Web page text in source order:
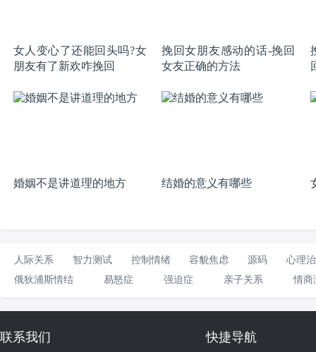
女人变心了还能回头吗?女
朋友有了新欢咋挽回
挽回女朋友感动的话-挽回
女友正确的方法
婚姻不是讲道理的地方 结婚的意义有哪些
人际关系 智力测试 控制情绪 容貌焦虑 源码
心理
俄狄浦斯情结
易怒症 强迫症 亲子关系 情商
联系我们 快捷导航